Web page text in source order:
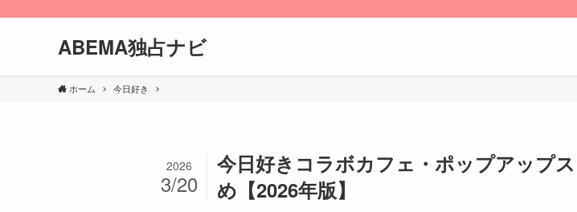
ABEMA独占ナビ
ホーム 今日好き
今日好きコラボカフェ・ポップアップ
め【2026年版】
2026
3/20